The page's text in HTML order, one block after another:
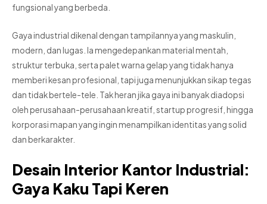
fungsional yang berbeda.
Gaya industrial dikenal dengan tampilannya yang maskulin,
modern, dan lugas. Ia mengedepankan material mentah,
struktur terbuka, serta palet warna gelap yang tidak hanya
memberi kesan profesional, tapi juga menunjukkan sikap tegas
dan tidak bertele-tele. Tak heran jika gaya ini banyak diadopsi
oleh perusahaan-perusahaan kreatif, startup progresif, hingga
korporasi mapan yang ingin menampilkan identitas yang solid
dan berkarakter.
Desain Interior Kantor Industrial:
Gaya Kaku Tapi Keren